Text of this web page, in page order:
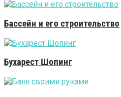
Бассейн и его строительство
Бухарест Шопинг